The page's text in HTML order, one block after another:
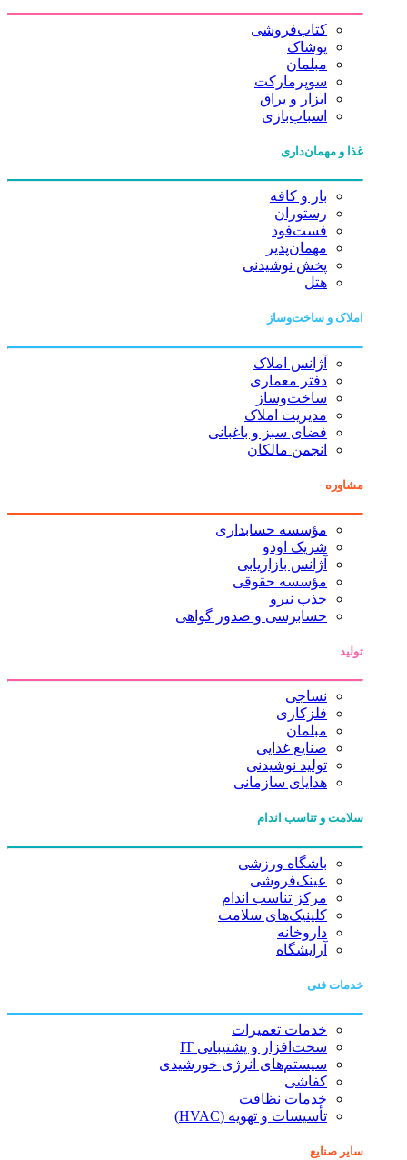
کتاب‌فروشی
پوشاک
مبلمان
سوپرمارکت
ابزار و یراق
اسباب‌بازی
غذا و مهمان‌داری
بار و کافه
رستوران
فست‌فود
مهمان‌پذیر
پخش نوشیدنی
هتل
املاک و ساخت‌وساز
آژانس املاک
دفتر معماری
ساخت‌وساز
مدیریت املاک
فضای سبز و باغبانی
انجمن مالکان
مشاوره
مؤسسه حسابداری
شریک اودو
آژانس بازاریابی
مؤسسه حقوقی
جذب نیرو
حسابرسی و صدور گواهی
تولید
نساجی
فلزکاری
مبلمان
صنایع غذایی
تولید نوشیدنی
هدایای سازمانی
سلامت و تناسب اندام
باشگاه ورزشی
عینک‌فروشی
مرکز تناسب اندام
کلینیک‌های سلامت
داروخانه
آرایشگاه
خدمات فنی
خدمات تعمیرات
سخت‌افزار و پشتیبانی IT
سیستم‌های انرژی خورشیدی
کفاشی
خدمات نظافت
تأسیسات و تهویه (HVAC)
سایر صنایع